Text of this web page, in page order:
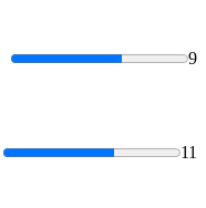
9
11